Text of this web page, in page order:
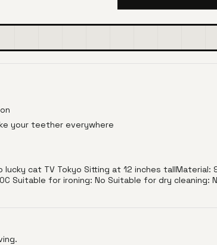
your teether everywhere
cat TV Tokyo Sitting at 12 inches
Suitable for ironing: No Suitable for dry